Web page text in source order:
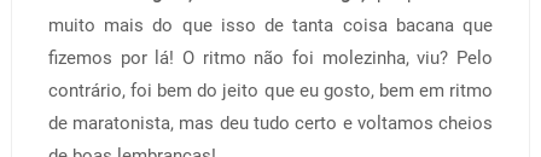
muito mais do que isso de tanta coisa bacana que
fizemos por lá! O ritmo não foi molezinha, viu? Pelo
contrário, foi bem do jeito que eu gosto, bem em ritmo
de maratonista, mas deu tudo certo e voltamos cheios